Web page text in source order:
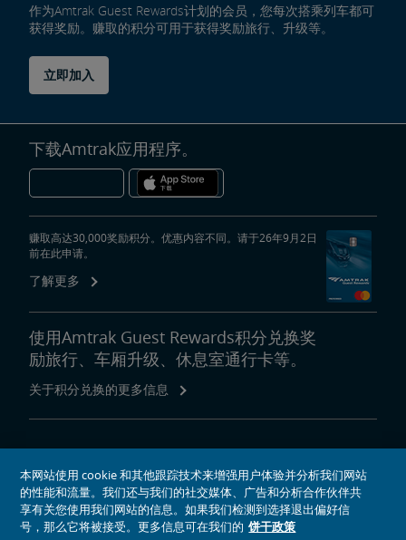
作为Amtrak Guest Rewards计划的会员，您每次搭乘列车都可
获得奖励。赚取的积分可用于获得奖励旅行、升级等。
立即加入
下载Amtrak应用程序。
赚取高达30,000奖励积分。优惠内容不同。请于26年9月2日
前在此申请。
了解更多
使用Amtrak Guest Rewards积分兑换奖
励旅行、车厢升级、休息室通行卡等。
关于积分兑换的更多信息
关于Amtrak
乘坐Amtrak列车旅行
网站工具
本网站使用 cookie 和其他跟踪技术来增强用户体验并分析我们网站
的性能和流量。我们还与我们的社交媒体、广告和分析合作伙伴共
享有关您使用我们网站的信息。如果我们检测到选择退出偏好信
号，那么它将被接受。更多信息可在我们的 饼干政策